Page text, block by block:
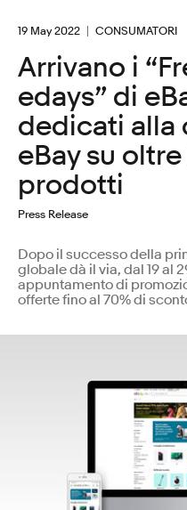
19 May 2022 CONSUMATORI
Arrivano i
edays” di
dedicati alla
eBay su
prodotti
Press Release
Dopo il successo della
globale dà il via, dal 19 al
appuntamento di
offerte fino al 70% di